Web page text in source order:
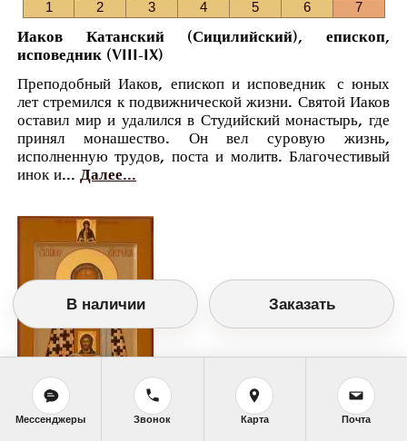
1
2 3 4 5 6 7
Иаков Катанский (Сицилийский), епископ,
исповедник (VIII-IX)
Преподобный Иаков, епископ и исповедник с юных
лет стремился к подвижнической жизни. Святой Иаков
оставил мир и удалился в Студийский монастырь, где
принял монашество. Он вел суровую жизнь,
исполненную трудов, поста и молитв. Благочестивый
инок и... Далее...
В наличии Заказать
Мессенджеры Звонок Карта Почта